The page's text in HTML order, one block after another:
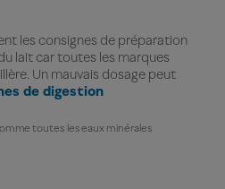
les consignes de préparation
lait car toutes les marques
Un mauvais dosage peut
de digestion
toutes les eaux minérales